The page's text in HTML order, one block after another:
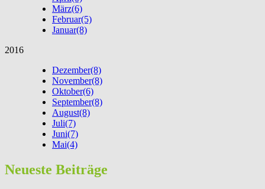
März(6)
Februar(5)
Januar(8)
2016
Dezember(8)
November(8)
Oktober(6)
September(8)
August(8)
Juli(7)
Juni(7)
Mai(4)
Neueste Beiträge